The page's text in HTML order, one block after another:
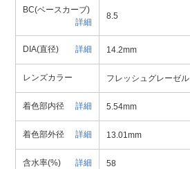
BC(ベースカーブ)
詳細
8.5
DIA(直径) 詳細 14.2mm
レンズカラー フレッシュグレーゼル
着色部内径 詳細 5.54mm
着色部外径 詳細 13.01mm
含水率(%) 詳細 58